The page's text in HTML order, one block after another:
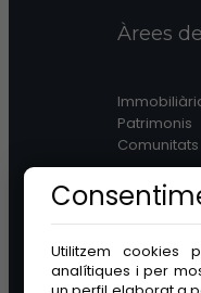
Àrees
Patrimonis
Comunitats
Legal
Utilitzem cookies
analítiques i per